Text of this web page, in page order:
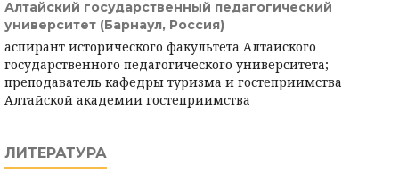
Алтайский государственный педагогический
университет (Барнаул, Россия)
аспирант исторического факультета Алтайского
государственного педагогического университета;
преподаватель кафедры туризма и гостеприимства
Алтайской академии гостеприимства
ЛИТЕРАТУРА